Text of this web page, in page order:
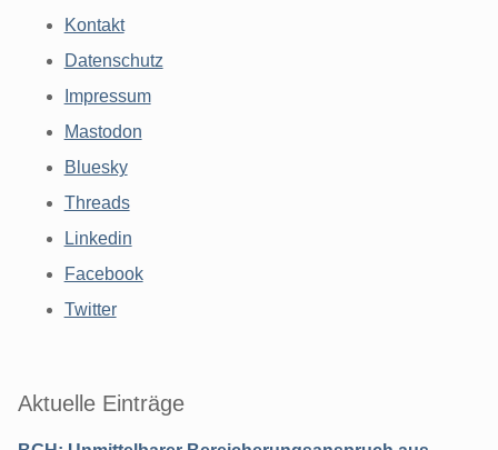
Kontakt
Datenschutz
Impressum
Mastodon
Bluesky
Threads
Linkedin
Facebook
Twitter
Aktuelle Einträge